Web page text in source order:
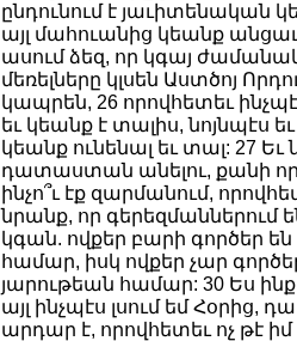
ընդունում է յաւիտենական
այլ մահուանից կեանք
ասում ձեզ, որ կգայ
մեռելները կլսեն Աստծոյ
կապրեն, 26 որովհետեւ
եւ կեանք է տալիս, նոյնպէս
կեանք ունենալ եւ տալ: 27
դատաստան անելու, քանի որ
ինչո՞ւ էք զարմանում,
նրանք, որ գերեզմաններում
կգան. ովքեր բարի գործեր
համար, իսկ ովքեր չար
յարութեան համար: 30 Ես
այլ ինչպէս լսում եմ
արդար է, որովհետեւ ոչ թէ